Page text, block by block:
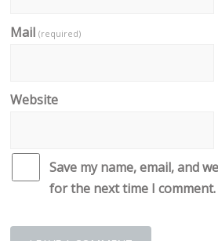
Mail(required)
Website
Save my name, email, and
for the next time I comment.